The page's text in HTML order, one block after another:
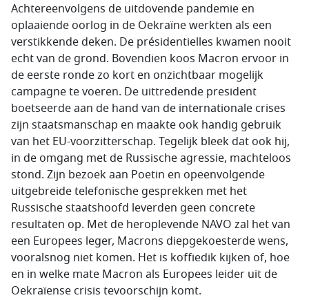
Achtereenvolgens de uitdovende pandemie en
oplaaiende oorlog in de Oekraïne werkten als een
verstikkende deken. De présidentielles kwamen nooit
echt van de grond. Bovendien koos Macron ervoor in
de eerste ronde zo kort en onzichtbaar mogelijk
campagne te voeren. De uittredende president
boetseerde aan de hand van de internationale crises
zijn staatsmanschap en maakte ook handig gebruik
van het EU-voorzitterschap. Tegelijk bleek dat ook hij,
in de omgang met de Russische agressie, machteloos
stond. Zijn bezoek aan Poetin en opeenvolgende
uitgebreide telefonische gesprekken met het
Russische staatshoofd leverden geen concrete
resultaten op. Met de heroplevende NAVO zal het van
een Europees leger, Macrons diepgekoesterde wens,
vooralsnog niet komen. Het is koffiedik kijken of, hoe
en in welke mate Macron als Europees leider uit de
Oekraïense crisis tevoorschijn komt.